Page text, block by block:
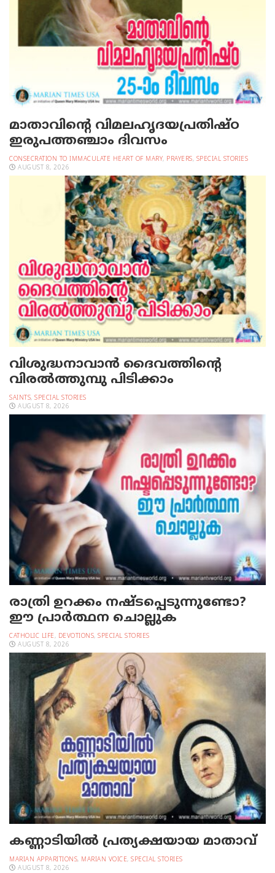
മാതാവിന്റെ വിമലഹൃദയപ്രതിഷ്ഠ
ഇരുപത്തഞ്ചാം ദിവസം
CONSECRATION TO IMMACULATE HEART OF MARY, PRAYERS, SPECIAL STORIES
AUGUST 8, 2026
വിശുദ്ധനാവാന്‍ ദൈവത്തിന്റെ
വിരല്‍ത്തുമ്പു പിടിക്കാം
SAINTS, SPECIAL STORIES
AUGUST 8, 2026
രാത്രി ഉറക്കം നഷ്ടപ്പെടുന്നുണ്ടോ?
ഈ പ്രാര്‍ത്ഥന ചൊല്ലുക
CATHOLIC LIFE, DEVOTIONS, SPECIAL STORIES
AUGUST 8, 2026
കണ്ണാടിയില്‍ പ്രത്യക്ഷയായ മാതാവ്
MARIAN APPARITIONS, MARIAN VOICE, SPECIAL STORIES
AUGUST 8, 2026